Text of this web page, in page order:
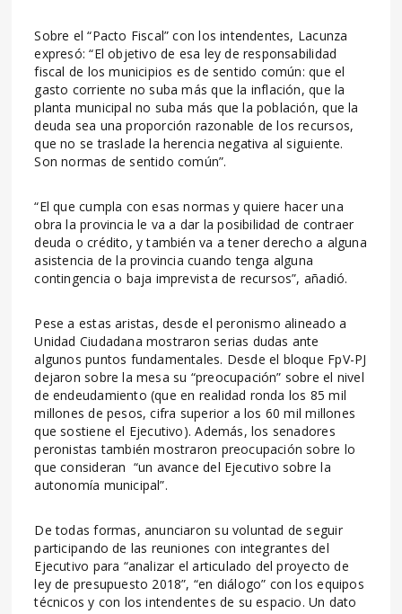
Sobre el “Pacto Fiscal” con los intendentes, Lacunza
expresó: “El objetivo de esa ley de responsabilidad
fiscal de los municipios es de sentido común: que el
gasto corriente no suba más que la inflación, que la
planta municipal no suba más que la población, que la
deuda sea una proporción razonable de los recursos,
que no se traslade la herencia negativa al siguiente.
Son normas de sentido común”.
“El que cumpla con esas normas y quiere hacer una
obra la provincia le va a dar la posibilidad de contraer
deuda o crédito, y también va a tener derecho a alguna
asistencia de la provincia cuando tenga alguna
contingencia o baja imprevista de recursos”, añadió.
Pese a estas aristas, desde el peronismo alineado a
Unidad Ciudadana mostraron serias dudas ante
algunos puntos fundamentales. Desde el bloque FpV-PJ
dejaron sobre la mesa su “preocupación” sobre el nivel
de endeudamiento (que en realidad ronda los 85 mil
millones de pesos, cifra superior a los 60 mil millones
que sostiene el Ejecutivo). Además, los senadores
peronistas también mostraron preocupación sobre lo
que consideran “un avance del Ejecutivo sobre la
autonomía municipal”.
De todas formas, anunciaron su voluntad de seguir
participando de las reuniones con integrantes del
Ejecutivo para “analizar el articulado del proyecto de
ley de presupuesto 2018”, “en diálogo” con los equipos
técnicos y con los intendentes de su espacio. Un dato